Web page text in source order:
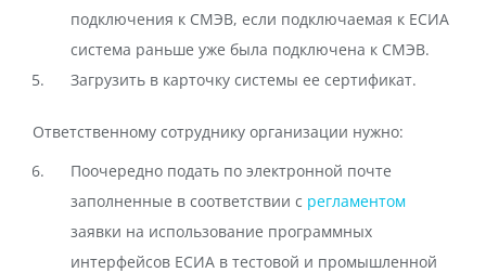
подключения к СМЭВ, если подключаемая к ЕСИА
система раньше уже была подключена к СМЭВ.
Загрузить в карточку системы ее сертификат.
Ответственному сотруднику организации нужно:
Поочередно подать по электронной почте
заполненные в соответствии с регламентом
заявки на использование программных
интерфейсов ЕСИА в тестовой и промышленной